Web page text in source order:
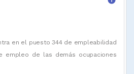
en el puesto 344 de empleabilidad
de las demás ocupaciones